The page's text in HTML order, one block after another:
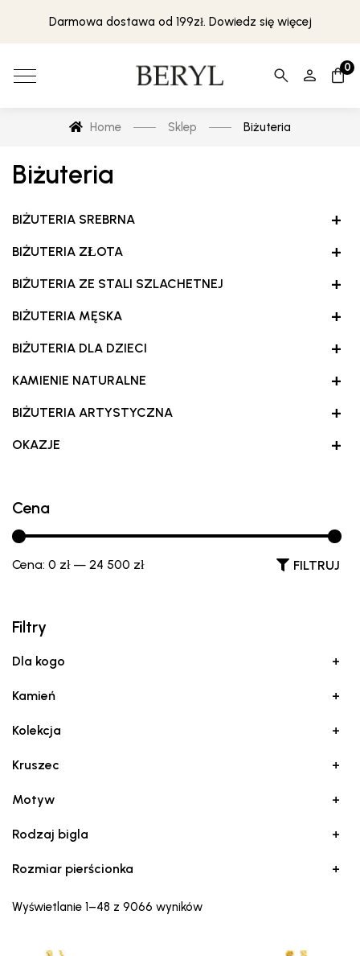
Darmowa dostawa od 199zł. Dowiedz się więcej
0
Home Sklep Biżuteria
Biżuteria
Wyświetlanie 1–48 z 9066 wynikówPosortowane
+
BIŻUTERIA SREBRNA
+
BIŻUTERIA ZŁOTA
+
BIŻUTERIA ZE STALI SZLACHETNEJ
+
BIŻUTERIA MĘSKA
+
BIŻUTERIA DLA DZIECI
+
KAMIENIE NATURALNE
+
BIŻUTERIA ARTYSTYCZNA
+
OKAZJE
Cena
FILTRUJ
Cena: 0 zł— 24 500 zł
Filtry
Dla kogo +
Kamień +
Kolekcja +
Kruszec +
Motyw +
Rodzaj bigla +
Rozmiar pierścionka +